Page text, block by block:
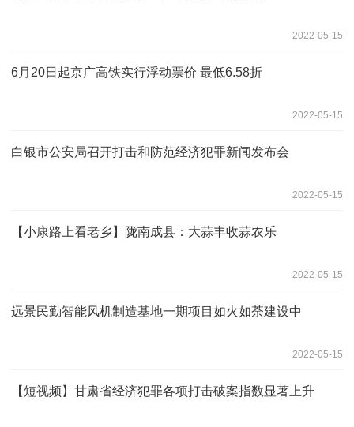
2022-05-15
6月20日起京广高铁实行浮动票价 最低6.58折
2022-05-15
白银市公安局召开打击和防范经济犯罪新闻发布会
2022-05-15
【小康路上看老乡】陇南成县：大蒜丰收蒜农乐
2022-05-15
远景民勤智能风机制造基地一期项目如火如荼建设中
2022-05-15
【短视频】甘肃省经济犯罪各项打击破案指数显著上升